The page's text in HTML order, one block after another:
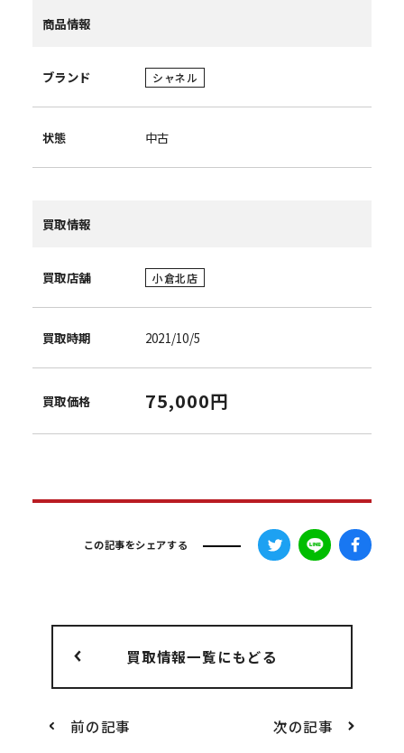
商品情報
ブランド シャネル
状態 中古
買取情報
買取店舗 小倉北店
買取時期 2021/10/5
買取価格 75,000円
この記事をシェアする
前の記事
買取情報一覧にもどる
次の記事